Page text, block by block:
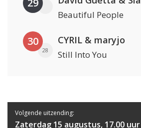
29
Beautiful People
30
28
CYRIL & maryjo
Still Into You
Volgende uitzending:
Zaterdag 15 augustus, 17.00 uur